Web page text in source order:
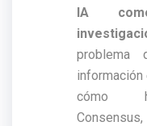
IA
problema
cómo